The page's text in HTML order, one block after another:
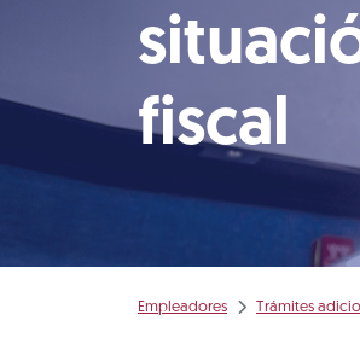
fiscal
Empleadores Trámites